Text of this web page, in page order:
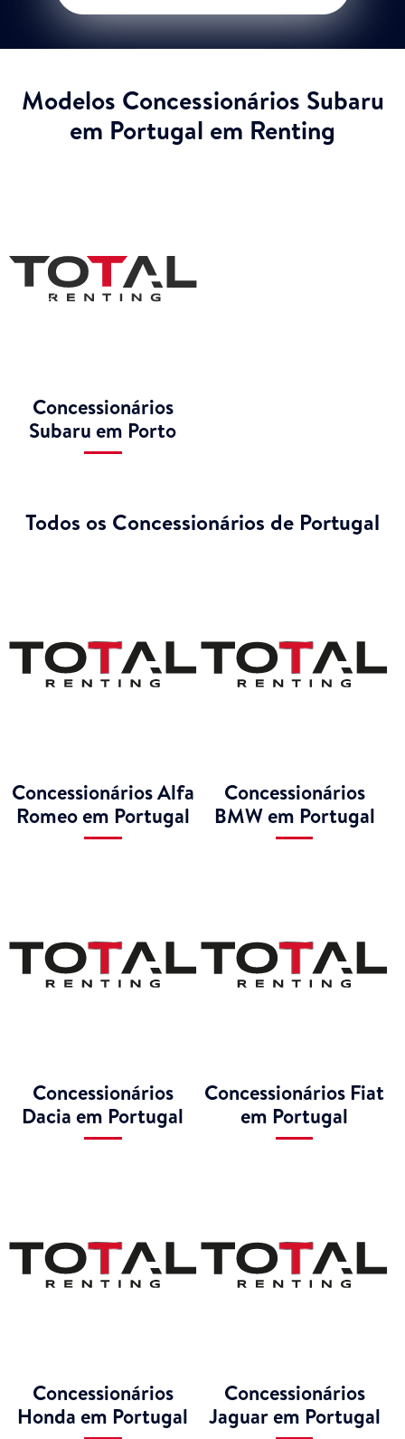
Modelos Concessionários Subaru
em Portugal em Renting
Concessionários
Subaru em Porto
Todos os Concessionários de Portugal
Concessionários Alfa
Romeo em Portugal
Concessionários
BMW em Portugal
Concessionários
Dacia em Portugal
Concessionários Fiat
em Portugal
Concessionários
Honda em Portugal
Concessionários
Jaguar em Portugal